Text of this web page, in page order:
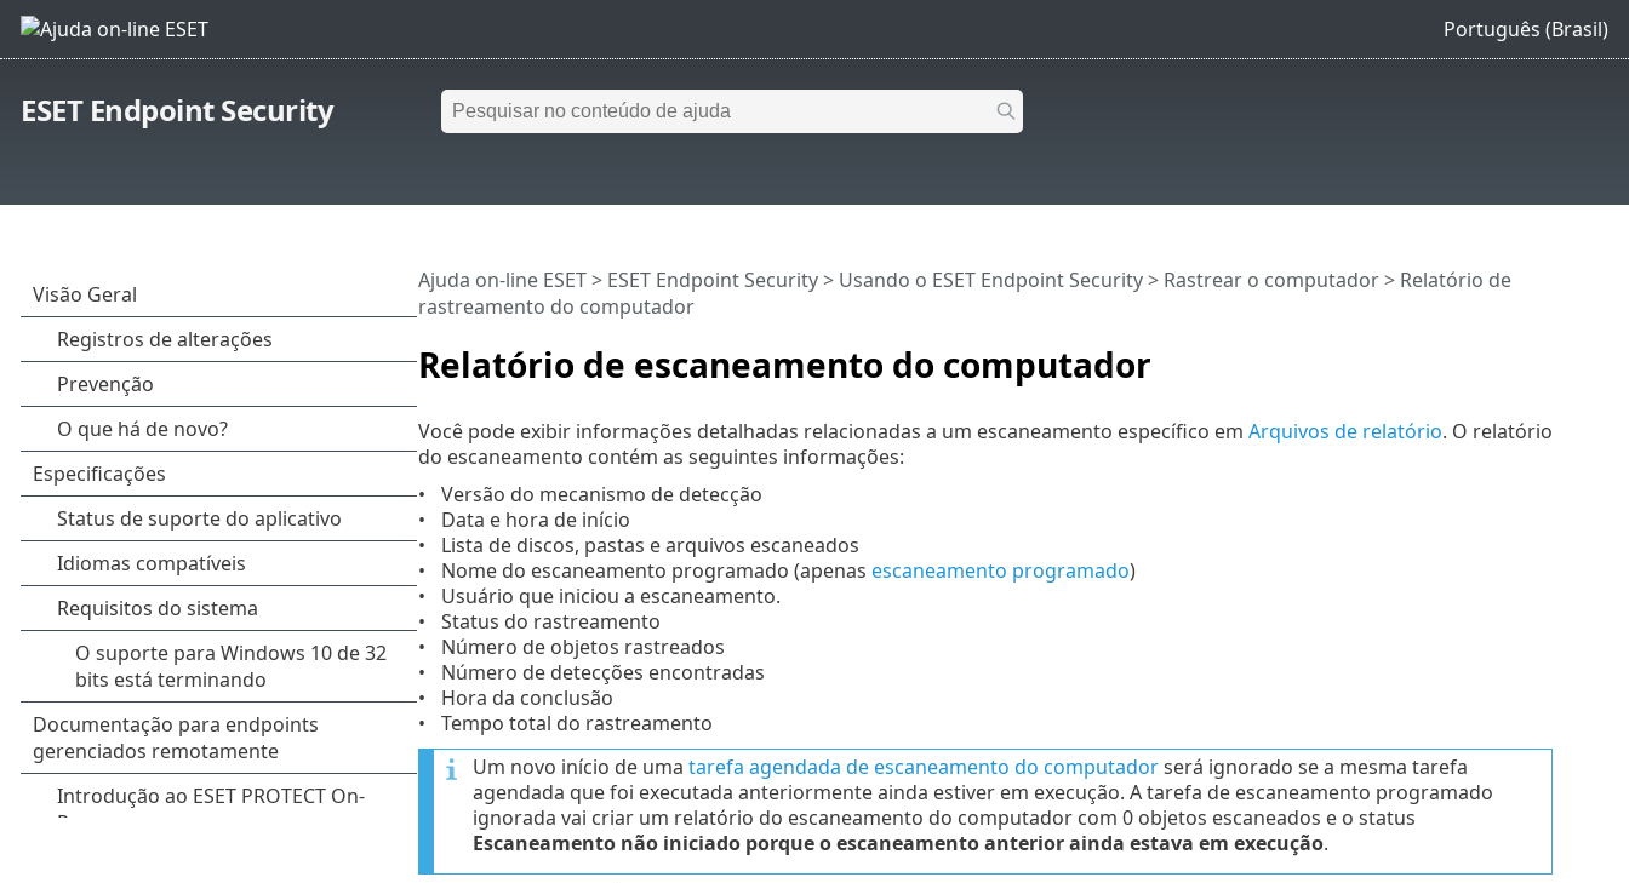
Português (Brasil)
ESET Endpoint Security
Relatório de escaneamento do computador
Ajuda on-line ESET> ESET Endpoint Security> Usando o ESET Endpoint Security> Rastrear o computador> Relatório de
rastreamento do computador
Você pode exibir informações detalhadas relacionadas a um escaneamento específico em Arquivos de relatório. O relatório
do escaneamento contém as seguintes informações:
Versão do mecanismo de detecção
Data e hora de início
Lista de discos, pastas e arquivos escaneados
Nome do escaneamento programado (apenas escaneamento programado)
Usuário que iniciou a escaneamento.
Status do rastreamento
Número de objetos rastreados
Número de detecções encontradas
Hora da conclusão
Tempo total do rastreamento
Um novo início de uma tarefa agendada de escaneamento do computadorserá ignorado se a mesma tarefa
agendada que foi executada anteriormente ainda estiver em execução. A tarefa de escaneamento programado
ignorada vai criar um relatório do escaneamento do computador com 0 objetos escaneados e o status
Escaneamento não iniciado porque o escaneamento anterior ainda estava em execução.